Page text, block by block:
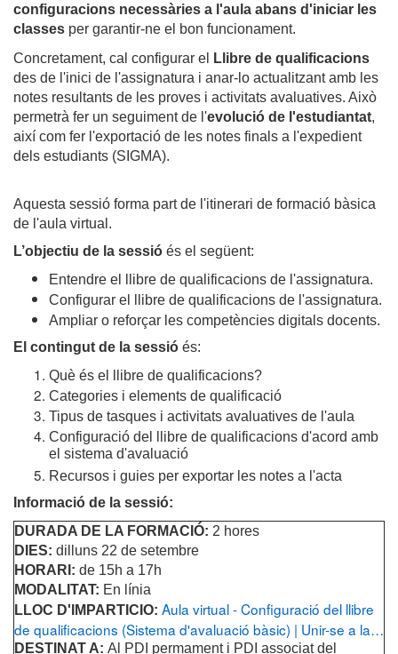
configuracions necessàries a l'aula abans d'iniciar les
classes per garantir-ne el bon funcionament.
Concretament, cal configurar el
Llibre de qualificacions
des de l'inici de l'assignatura i anar-lo actualitzant amb les
notes resultants de les proves i activitats avaluatives. Això
permetrà fer un seguiment de l'evolució de l'estudiantat,
així com fer l'exportació de les notes finals a l'expedient
dels estudiants (SIGMA).
Aquesta sessió forma part de l'itinerari de formació bàsica
de l'aula virtual.
L’objectiu de la sessió és el següent:
Entendre el llibre de qualificacions de l'assignatura.
Configurar el llibre de qualificacions de l'assignatura.
Ampliar o reforçar les competències digitals docents.
El contingut de la sessió és:
Què és el llibre de qualificacions?
Categories i elements de qualificació
Tipus de tasques i activitats avaluatives de l'aula
Configuració del llibre de qualificacions d'acord amb
el sistema d'avaluació
Recursos i guies per exportar les notes a l'acta
Informació de la sessió:
DURADA DE LA FORMACIÓ: 2 hores
DIES: dilluns 22 de setembre
HORARI: de 15h a 17h
MODALITAT: En línia
LLOC D'IMPARTICIO: Aula virtual - Configuració del llibre
de qualificacions (Sistema d'avaluació bàsic) | Unir-se a la…
DESTINAT A: Al PDI permament i PDI associat del